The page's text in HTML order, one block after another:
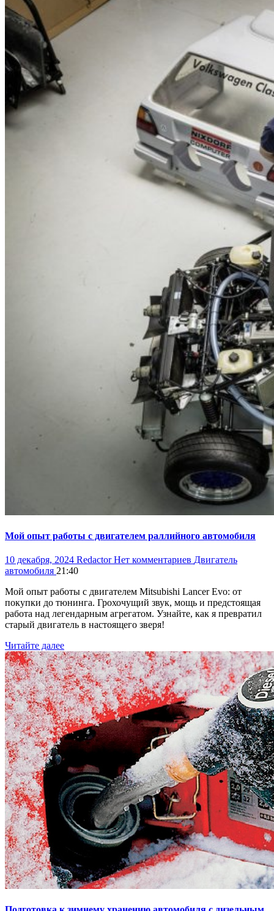
Мой опыт работы с двигателем раллийного автомобиля
10 декабря, 2024 RedactorНет комментариев Двигатель
автомобиля 21:40
Мой опыт работы с двигателем Mitsubishi Lancer Evo: от
покупки до тюнинга. Грохочущий звук, мощь и предстоящая
работа над легендарным агрегатом. Узнайте, как я превратил
старый двигатель в настоящего зверя!
Читайте далее